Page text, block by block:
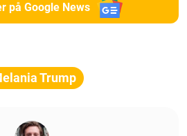
på Google News
Trump